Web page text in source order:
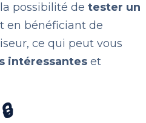
possibilité detester un
en bénéficiant de
ce qui peut vous
intéressanteset